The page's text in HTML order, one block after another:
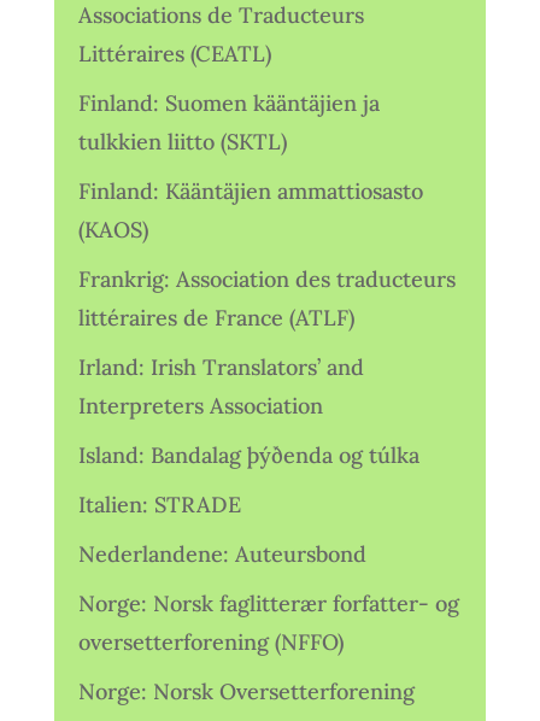
Associations de Traducteurs
Littéraires (CEATL)
Finland: Suomen kääntäjien ja
tulkkien liitto (SKTL)
Finland: Kääntäjien ammattiosasto
(KAOS)
Frankrig: Association des traducteurs
littéraires de France (ATLF)
Irland: Irish Translators’ and
Interpreters Association
Island: Bandalag þýðenda og túlka
Italien: STRADE
Nederlandene: Auteursbond
Norge: Norsk faglitterær forfatter- og
oversetterforening (NFFO)
Norge: Norsk Oversetterforening